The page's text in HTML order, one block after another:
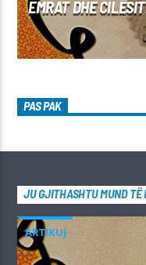
EMRAT DHE
PAS PAK
JU GJITHASHTU MUND TË
ARTIKUJ